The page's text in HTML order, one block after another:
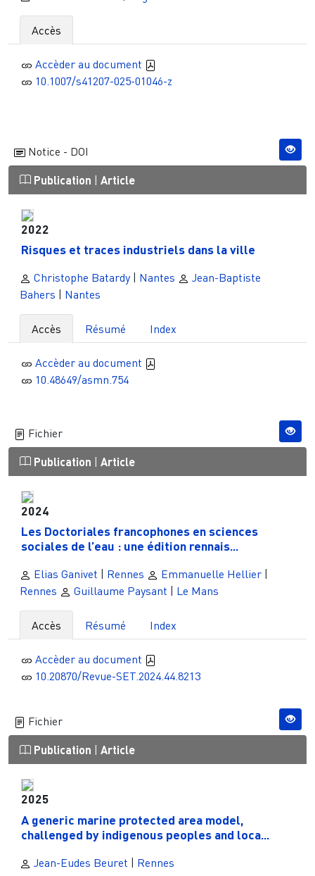
Accès
Accèder au document
10.1007/s41207-025-01046-z
Notice - DOI
Publication | Article
2022
Risques et traces industriels dans la ville
Christophe Batardy Nantes
Jean-Baptiste
Bahers
Nantes
Accès Résumé Index
Accèder au document
10.48649/asmn.754
Fichier
Publication | Article
2024
Les Doctoriales francophones en sciences
sociales de l’eau : une édition rennais...
Elias Ganivet Rennes Emmanuelle Hellier
Rennes
Guillaume Paysant Le Mans
Accès Résumé Index
Accèder au document
10.20870/Revue-SET.2024.44.8213
Fichier
Publication Article
2025
A generic marine protected area model,
challenged by indigenous peoples and loca...
Jean-Eudes Beuret | Rennes